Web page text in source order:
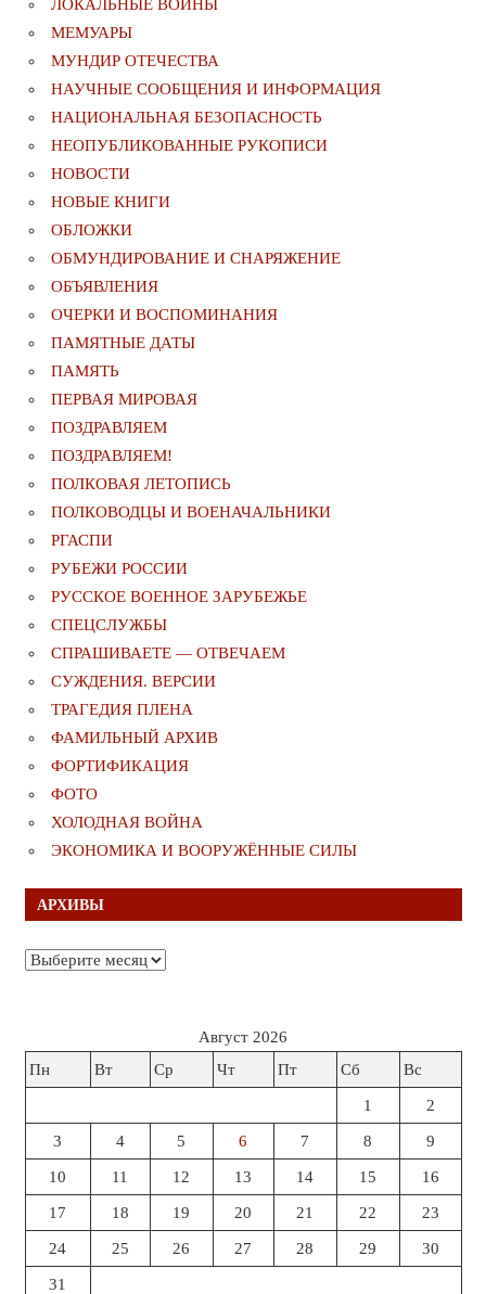
ЛОКАЛЬНЫЕ ВОЙНЫ
МЕМУАРЫ
МУНДИР ОТЕЧЕСТВА
НАУЧНЫЕ СООБЩЕНИЯ И ИНФОРМАЦИЯ
НАЦИОНАЛЬНАЯ БЕЗОПАСНОСТЬ
НЕОПУБЛИКОВАННЫЕ РУКОПИСИ
НОВОСТИ
НОВЫЕ КНИГИ
ОБЛОЖКИ
ОБМУНДИРОВАНИЕ И СНАРЯЖЕНИЕ
ОБЪЯВЛЕНИЯ
ОЧЕРКИ И ВОСПОМИНАНИЯ
ПАМЯТНЫЕ ДАТЫ
ПАМЯТЬ
ПЕРВАЯ МИРОВАЯ
ПОЗДРАВЛЯЕМ
ПОЗДРАВЛЯЕМ!
ПОЛКОВАЯ ЛЕТОПИСЬ
ПОЛКОВОДЦЫ И ВОЕНАЧАЛЬНИКИ
РГАСПИ
РУБЕЖИ РОССИИ
РУССКОЕ ВОЕННОЕ ЗАРУБЕЖЬЕ
СПЕЦСЛУЖБЫ
СПРАШИВАЕТЕ — ОТВЕЧАЕМ
СУЖДЕНИЯ. ВЕРСИИ
ТРАГЕДИЯ ПЛЕНА
ФАМИЛЬНЫЙ АРХИВ
ФОРТИФИКАЦИЯ
ФОТО
ХОЛОДНАЯ ВОЙНА
ЭКОНОМИКА И ВООРУЖЁННЫЕ СИЛЫ
АРХИВЫ
Архивы
Август 2026
Пн
Вт Ср Чт Пт Сб Вс
1 2
3 4 5 6 7 8 9
10 11 12 13 14 15 16
17 18 19 20 21 22 23
24 25 26 27 28 29 30
31